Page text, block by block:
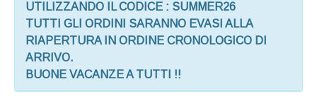
UTILIZZANDO IL CODICE : SUMMER26
TUTTI GLI ORDINI SARANNO EVASI ALLA
RIAPERTURA IN ORDINE CRONOLOGICO DI
ARRIVO.
BUONE VACANZE A TUTTI !!